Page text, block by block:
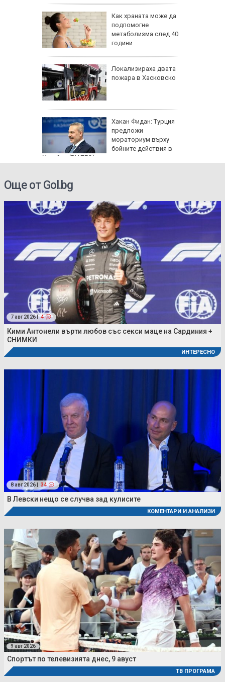
Как храната може да
подпомогне
метаболизма след 40
години
Локализираха двата
пожара в Хасковско
Хакан Фидан: Турция
предложи
мораториум върху
бойните действия в
Украйна (ВИДЕО)
Още от Gol.bg
7 авг 2026 | 4
Кими Антонели върти любов със секси маце на Сардиния +
СНИМКИ
ИНТЕРЕСНО
8 авг 2026 | 34
В Левски нещо се случва зад кулисите
КОМЕНТАРИ И АНАЛИЗИ
9 авг 2026
Спортът по телевизията днес, 9 авуст
ТВ ПРОГРАМА